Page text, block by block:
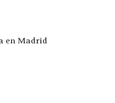
en Madrid